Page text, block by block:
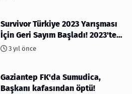
Survivor Türkiye 2023 Yarışması
İçin Geri Sayım Başladı! 2023'te
kimler var?
3 yıl önce
Gaziantep FK'da Sumudica,
Başkanı kafasından öptü!